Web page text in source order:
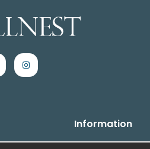
Information
Vi är Wallnest